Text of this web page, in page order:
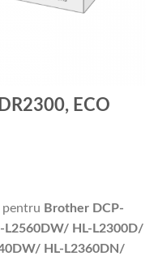
ECO
Brother DCP-
L2560DW/ HL-L2300D/
HL-L2360DN/